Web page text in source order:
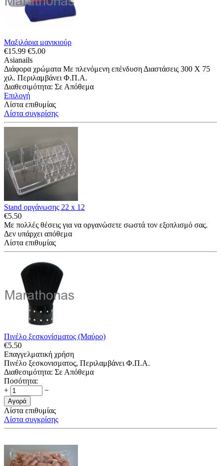
Μαξιλάρια μανικιούρ
€15.99 €5.00
Asianails
Διάφορα χρώματα Με πλενόμενη επένδυση Διαστάσεις 300 Χ 75
χιλ. Περιλαμβάνει Φ.Π.Α.
Διαθεσιμότητα: Σε Απόθεμα
Επιλογή
Λίστα επιθυμίας
Λίστα συγκρίσης
Stand οργάνωσης 22 x 12
€5.50
Με πολλές θέσεις για να οργανώσετε σωστά τον εξοπλισμό σας.
Δεν υπάρχει απόθεμα
Λίστα επιθυμίας
Πινέλο ξεσκονίσματος (Μαύρο)
€5.50
Επαγγελματική χρήση
Πινέλο ξεσκονισματος, Περιλαμβάνει Φ.Π.Α.
Διαθεσιμότητα: Σε Απόθεμα
Ποσότητα:
+
−
Αγορά
Λίστα επιθυμίας
Λίστα συγκρίσης